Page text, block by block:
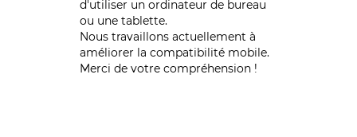
d'utiliser un ordinateur de bureau
ou une tablette.
Nous travaillons actuellement à
améliorer la compatibilité mobile.
Merci de votre compréhension !